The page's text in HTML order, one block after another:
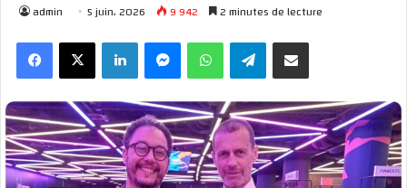
admin 5 juin، 2026 9 942 2 minutes de lecture
Telegram